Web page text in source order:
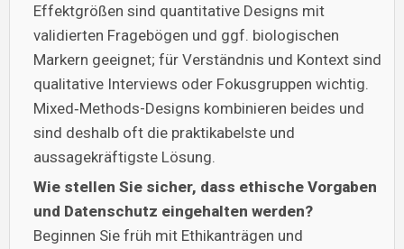
Effektgrößen sind quantitative Designs mit
validierten Fragebögen und ggf. biologischen
Markern geeignet; für Verständnis und Kontext sind
qualitative Interviews oder Fokusgruppen wichtig.
Mixed‑Methods-Designs kombinieren beides und
sind deshalb oft die praktikabelste und
aussagekräftigste Lösung.
Wie stellen Sie sicher, dass ethische Vorgaben
und Datenschutz eingehalten werden?
Beginnen Sie früh mit Ethikanträgen und